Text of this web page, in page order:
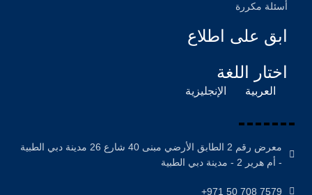
أسئلة مكررة
ابق على اطلاع
اختار اللغة
العربية الإنجليزية
معرض رقم 2 الطابق الأرضي مبنى 40 شارع 26 مدينة دبي الطبية
- أم هرير 2 - مدينة دبي الطبية
7579 708 50 971+